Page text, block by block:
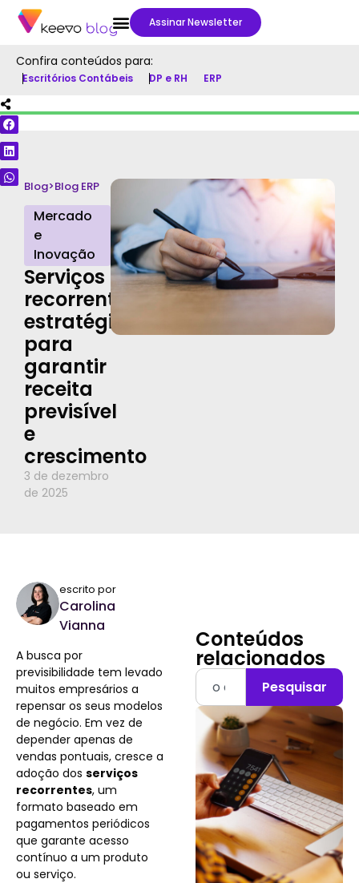
Assinar Newsletter
Confira conteúdos para:
Escritórios Contábeis DP e RH ERP
Blog>Blog ERP
Mercado
e
Inovação
Serviços
recorrentes:
estratégias
para
garantir
receita
previsível
e
crescimento
3 de dezembro
de 2025
escrito por
Carolina
Vianna
A busca por
previsibilidade tem levado
muitos empresários a
repensar os seus modelos
de negócio. Em vez de
depender apenas de
vendas pontuais, cresce a
adoção dos serviços
recorrentes, um
formato baseado em
pagamentos periódicos
que garante acesso
contínuo a um produto
ou serviço.
Conteúdos
relacionados
Pesquisar